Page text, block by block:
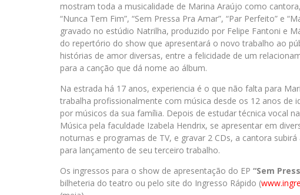
mostram toda a musicalidade de Marina Araújo como
“Nunca Tem Fim”, “Sem Pressa Pra Amar”, “Par Perfeito” e
gravado no estúdio Natrilha, produzido por Felipe Fantoni e
do repertório do show que apresentará o novo trabalho ao
histórias de amor diversas, entre a felicidade de um
para a canção que dá nome ao álbum.
Na estrada há 17 anos, experiencia é o que não falta para
trabalha profissionalmente com música desde os 12 anos de
por músicos da sua família. Depois de estudar técnica vocal
Música pela faculdade Izabela Hendrix, se apresentar em
noturnas e programas de TV, e gravar 2 CDs, a cantora
para lançamento de seu terceiro trabalho.
Os ingressos para o show de apresentação do EP “Sem
bilheteria do teatro ou pelo site do Ingresso Rápido (